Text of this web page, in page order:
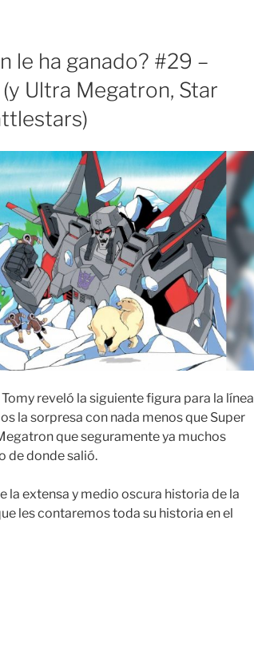
le ha ganado? #29 –
Ultra Megatron, Star
reveló la siguiente figura para la línea
la sorpresa con nada menos que Super
que seguramente ya muchos
de donde salió.
la extensa y medio oscura historia de la
les contaremos toda su historia en el